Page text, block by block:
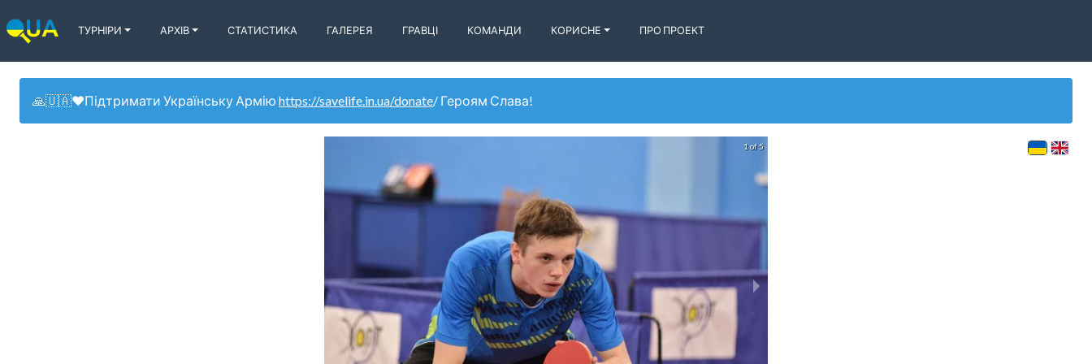
ТУРНІРИ АРХІВ СТАТИСТИКА ГАЛЕРЕЯ ГРАВЦІ КОМАНДИ КОРИСНЕ ПРО ПРОЕКТ
🙏🇺🇦❤️Підтримати Українську Армію https://savelife.in.ua/donate/ Героям Слава!
1 of 5